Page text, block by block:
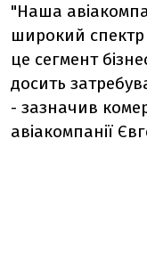
"Наша
широкий
це сегмент
досить
- зазначив
авіакомпанії